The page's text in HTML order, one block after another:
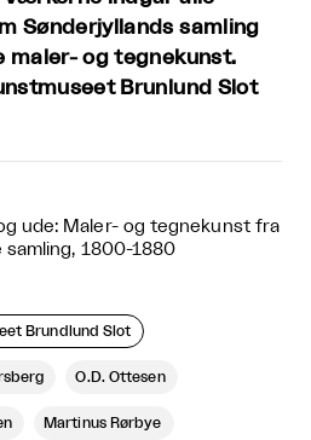
Sønderjyllands samling
maler- og tegnekunst.
Brunlund Slot
ude: Maler- og tegnekunst fra
1800-1880
Brundlund Slot
O.D. Ottesen
Martinus Rørbye